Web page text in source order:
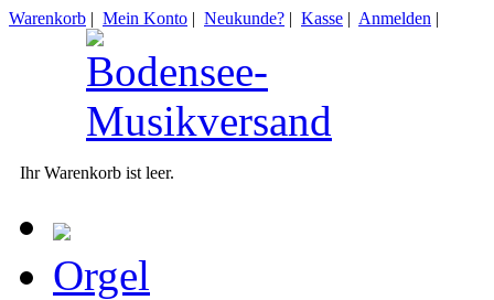
Warenkorb | Mein Konto | Neukunde? | Kasse | Anmelden |
Ihr Warenkorb ist leer.
Orgel